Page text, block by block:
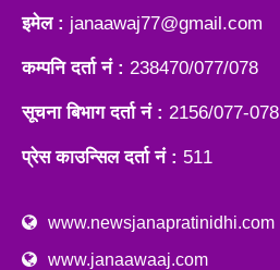
इमेल : janaawaj77@gmail.com
कम्पनि दर्ता नं : 238470/077/078
सूचना बिभाग दर्ता नं : 2156/077-078
प्रेस काउन्सिल दर्ता नं : 511
www.newsjanapratinidhi.com
www.janaawaaj.com